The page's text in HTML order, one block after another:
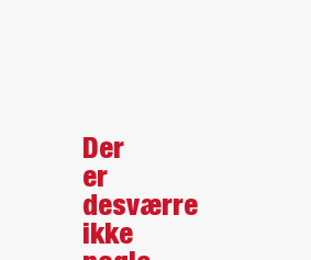
Der
er
desværre
ikke